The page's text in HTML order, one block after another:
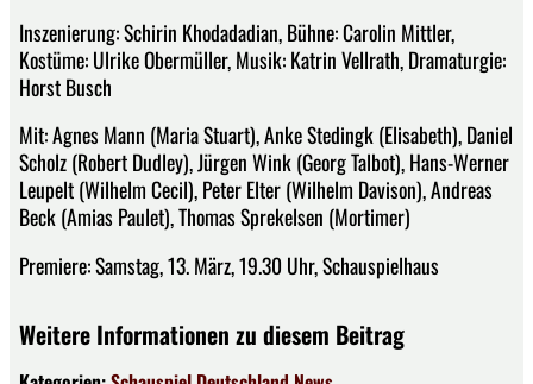
Inszenierung: Schirin Khodadadian, Bühne: Carolin Mittler,
Kostüme: Ulrike Obermüller, Musik: Katrin Vellrath, Dramaturgie:
Horst Busch
Mit: Agnes Mann (Maria Stuart), Anke Stedingk (Elisabeth), Daniel
Scholz (Robert Dudley), Jürgen Wink (Georg Talbot), Hans-Werner
Leupelt (Wilhelm Cecil), Peter Elter (Wilhelm Davison), Andreas
Beck (Amias Paulet), Thomas Sprekelsen (Mortimer)
Premiere: Samstag, 13. März, 19.30 Uhr, Schauspielhaus
Weitere Informationen zu diesem Beitrag